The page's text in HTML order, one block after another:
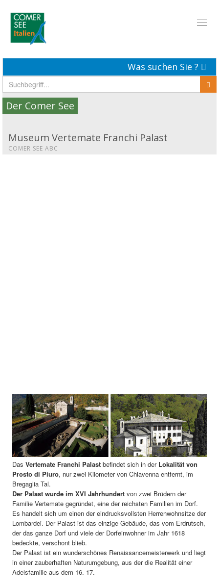
Was suchen Sie ?
Der Comer See
Museum Vertemate Franchi Palast
COMER SEE ABC
Das Vertemate Franchi Palast befindet sich in der Lokalität von
Prosto di Piuro, nur zwei Kilometer von Chiavenna entfernt, im
Bregaglia Tal.
Der Palast wurde im XVI Jahrhundert von zwei Brüdern der
Familie Vertemate gegründet, eine der reichsten Familien im Dorf.
Es handelt sich um einen der eindrucksvollsten Herrenwohnsitze der
Lombardei. Der Palast ist das einzige Gebäude, das vom Erdrutsch,
der das ganze Dorf und viele der Dorfeinwohner im Jahr 1618
bedeckte, verschont blieb.
Der Palast ist ein wunderschönes Renaissancemeisterwerk und liegt
in einer zauberhaften Naturumgebung, aus der die Realität einer
Adelsfamilie aus dem 16.-17.